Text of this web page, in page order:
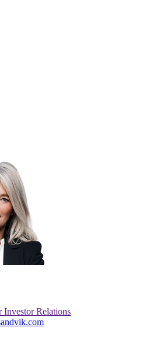
Investor Relations